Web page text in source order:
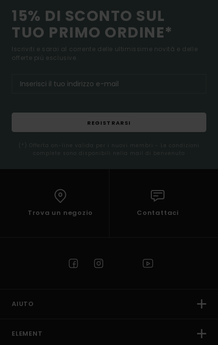
15% DI SCONTO SUL
TUO PRIMO ORDINE*
Iscriviti e sarai al corrente delle ultimissime novità e delle
offerte più esclusive.
REGISTRARSI
(*) Offerta on-line valida per i nuovi membri - Le condizioni
complete sono disponibili nella mail di benvenuto
Trova un negozio Contattaci
AIUTO
ELEMENT